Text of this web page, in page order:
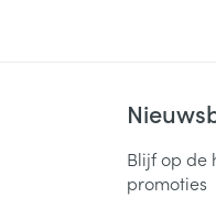
Blijf op de
promoties